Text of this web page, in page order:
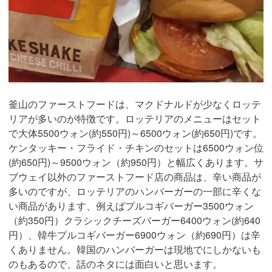
釜山のファーストフードは、マクドナルドが少なくロッテ
リアが多いのが特徴です。ロッテリアのメニューはセット
で大体5500ウォン(約550円)～6500ウォン(約650円)です。
ケンタッキー・フライド・チキンのセットは6500ウォン位
(約650円)～9500ウォン（約950円）と幅広くあります。サ
ブウェイ以外のファーストフード店の商品は、辛い商品が
多いのですが、ロッテリアのハンバーガーの一部に辛くな
い商品があります、例えばプルコギバーガー3500ウォン
（約350円）クラシックチーズバーガー6400ウォン(約640
円）、韓牛プルコギバーガー6900ウォン（約690円）は辛
くありません。韓国のハンバーガーは現地でにしかないも
のもあるので、話のネタには面白いと思います。